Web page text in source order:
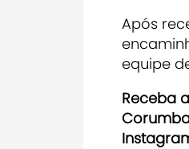
Após
equipe
Receba